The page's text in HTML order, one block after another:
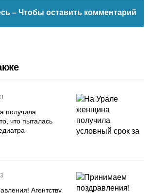
– Чтобы оставить комментарий
3
получила
что пыталась
3
Агентству